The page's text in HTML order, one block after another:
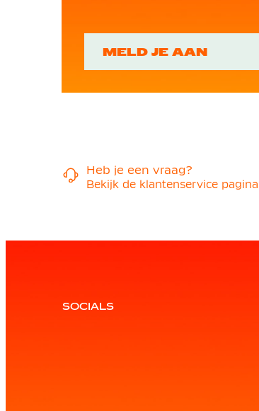
MELD JE AAN
Heb je een vraag?
Bekijk de klantenservice pagina
SOCIALS